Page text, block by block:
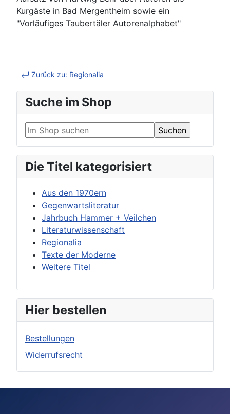
Kurgäste in Bad Mergentheim sowie ein
"Vorläufiges Taubertäler Autorenalphabet"
Zurück zu: Regionalia
Suche im Shop
Die Titel kategorisiert
Aus den 1970ern
Gegenwartsliteratur
Jahrbuch Hammer + Veilchen
Literaturwissenschaft
Regionalia
Texte der Moderne
Weitere Titel
Hier bestellen
Bestellungen
Widerrufsrecht